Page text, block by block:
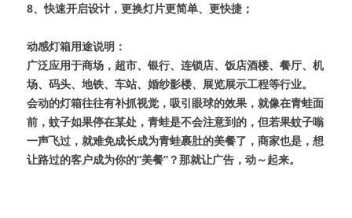
8、快速开启设计，更换灯片更简单、更快捷；
动感灯箱用途说明：
广泛应用于商场，超市、银行、连锁店、饭店酒楼、餐厅、机
场、码头、地铁、车站、婚纱影楼、展览展示工程等行业。
会动的灯箱往往有补抓视觉，吸引眼球的效果，就像在青蛙面
前，蚊子如果停在某处，青蛙是不会注意到的，但若果蚊子嗡
一声飞过，就难免成长成为青蛙裹肚的美餐了，商家也是，想
让路过的客户成为你的“美餐”？那就让广告，动～起来。